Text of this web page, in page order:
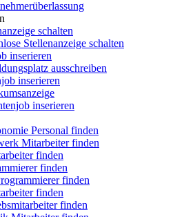
schalten
Stellenanzeige schalten
inserieren
ausschreiben
inserieren
inserieren
Personal finden
Mitarbeiter finden
finden
finden
finden
finden
finden